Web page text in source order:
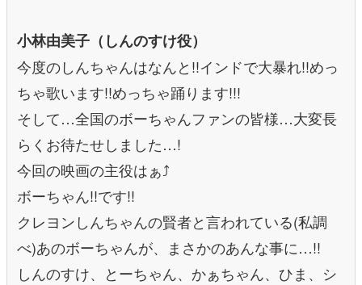
小林由美子（しんのすけ役）
今度のしんちゃんはなんと!!インドで大暴れ!!めっ
ちゃ歌います!!めっちゃ踊ります!!!
そして…全国のボーちゃんファンの皆様…大変長
らくお待たせしました…!
今回の映画の主役はぁ⤴︎
ボーちゃん!!です!!
クレヨンしんちゃんの賢者と言われている(私調
べ)あのボーちゃんが、まさかのあんな事に…!!
しんのすけ、とーちゃん、かぁちゃん、ひま、シ